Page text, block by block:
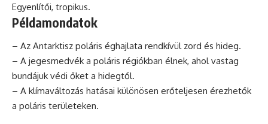
Egyenlítői, tropikus.
Példamondatok
– Az Antarktisz poláris éghajlata rendkívül zord és hideg.
– A jegesmedvék a poláris régiókban élnek, ahol vastag
bundájuk védi őket a hidegtől.
– A klímaváltozás hatásai különösen erőteljesen érezhetők
a poláris területeken.